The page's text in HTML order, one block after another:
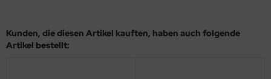
Kunden, die diesen Artikel kauften, haben auch folgende
Artikel bestellt: